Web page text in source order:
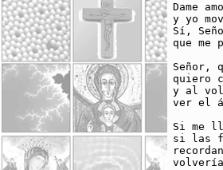
Dame
y yo
Sí,
que me
Señor,
quiero
y al
ver el
Si me
si las